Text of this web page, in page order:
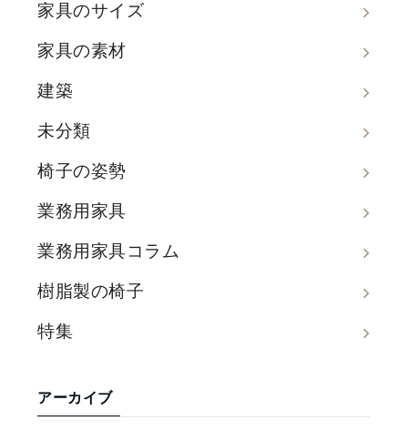
家具のサイズ
家具の素材
建築
未分類
椅子の姿勢
業務用家具
業務用家具コラム
樹脂製の椅子
特集
アーカイブ